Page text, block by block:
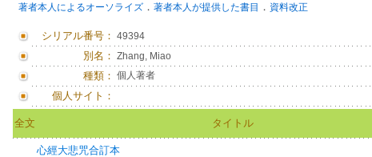
著者本人によるオーソライズ． 著者本人が提供した書目 ． 資料改正
シリアル番号： 49394
別名： Zhang, Miao
種類： 個人著者
個人サイト：
全文 タイトル
心經大悲咒合訂本